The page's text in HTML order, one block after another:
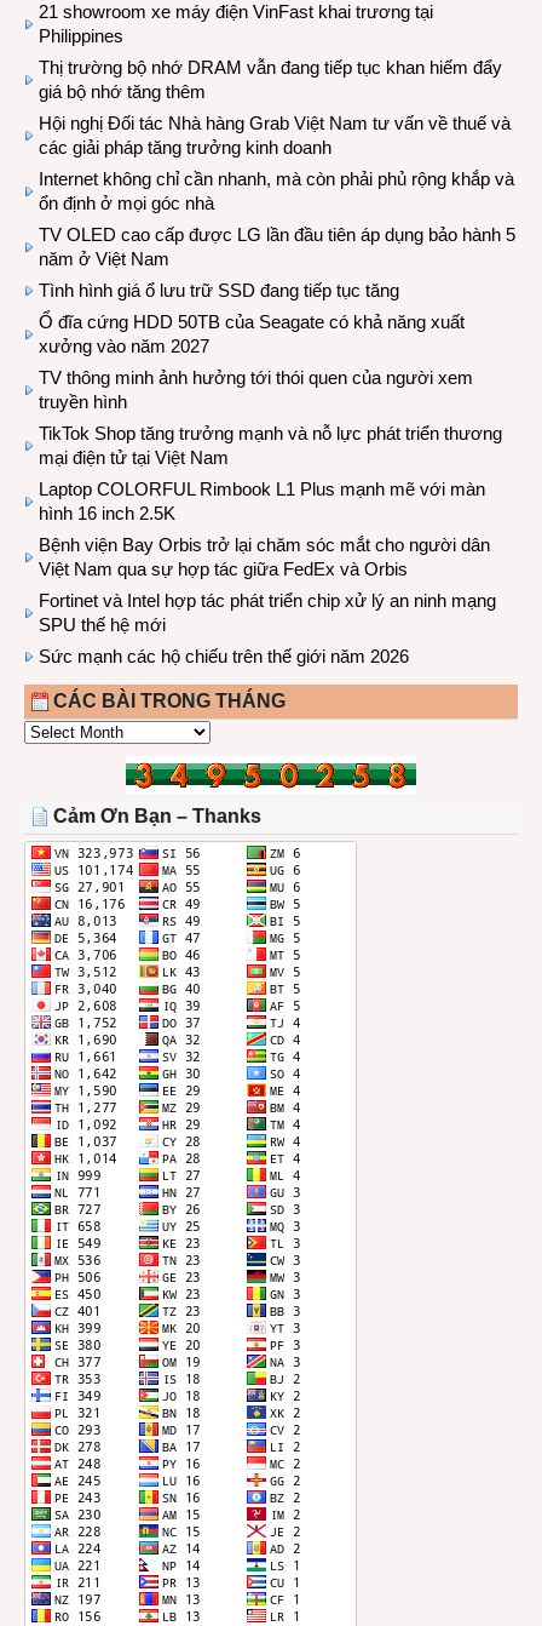
21 showroom xe máy điện VinFast khai trương tại
Philippines
Thị trường bộ nhớ DRAM vẫn đang tiếp tục khan hiếm đẩy
giá bộ nhớ tăng thêm
Hội nghị Đối tác Nhà hàng Grab Việt Nam tư vấn về thuế và
các giải pháp tăng trưởng kinh doanh
Internet không chỉ cần nhanh, mà còn phải phủ rộng khắp và
ổn định ở mọi góc nhà
TV OLED cao cấp được LG lần đầu tiên áp dụng bảo hành 5
năm ở Việt Nam
Tình hình giá ổ lưu trữ SSD đang tiếp tục tăng
Ổ đĩa cứng HDD 50TB của Seagate có khả năng xuất
xưởng vào năm 2027
TV thông minh ảnh hưởng tới thói quen của người xem
truyền hình
TikTok Shop tăng trưởng mạnh và nỗ lực phát triển thương
mại điện tử tại Việt Nam
Laptop COLORFUL Rimbook L1 Plus mạnh mẽ với màn
hình 16 inch 2.5K
Bệnh viện Bay Orbis trở lại chăm sóc mắt cho người dân
Việt Nam qua sự hợp tác giữa FedEx và Orbis
Fortinet và Intel hợp tác phát triển chip xử lý an ninh mạng
SPU thế hệ mới
Sức mạnh các hộ chiếu trên thế giới năm 2026
CÁC BÀI TRONG THÁNG
CÁC
THÁNG
Cảm Ơn Bạn – Thanks